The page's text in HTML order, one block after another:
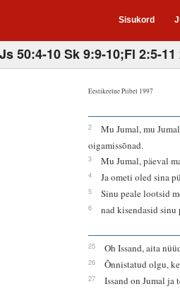
Sisukord
50:4-10 Sk 9:9-10;Fl 2:5-
Eestikeelne Piibel 1997
2
Mu Jumal, mu
oigamissõnad.
3 Mu Jumal, päeval
4 Ja ometi oled sina
5 Sinu peale lootsid
6 nad kisendasid sinu
25 Oh Issand, aita
26 Õnnistatud olgu,
27
Issand on Jumal ja